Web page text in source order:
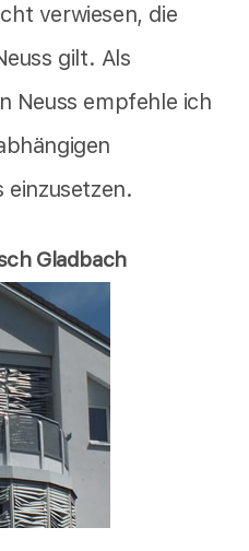
verwiesen, die
gilt. Als
Neuss empfehle ich
einzusetzen.
Gladbach